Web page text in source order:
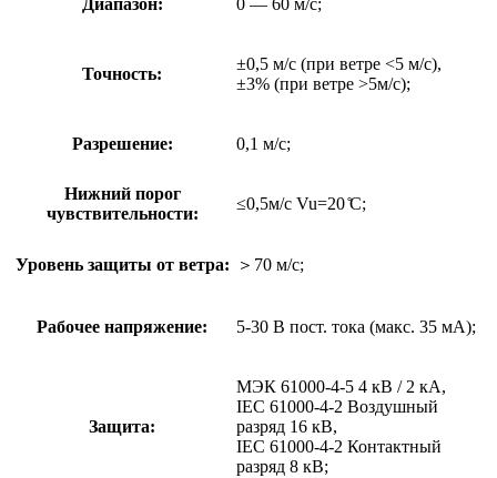
Точность:
±0,5 м/с (при ветре <5 м/с),
±3% (при ветре >5м/с);
Разрешение: 0,1 м/с;
Нижний порог
чувствительности:
≤0,5м/с Vu=20 ̊C;
Уровень защиты от ветра: ＞70 м/с;
Рабочее напряжение: 5-30 В пост. тока (макс. 35 мА);
Защита:
МЭК 61000-4-5 4 кВ / 2 кА,
IEC 61000-4-2 Воздушный
разряд 16 кВ,
IEC 61000-4-2 Контактный
разряд 8 кВ;